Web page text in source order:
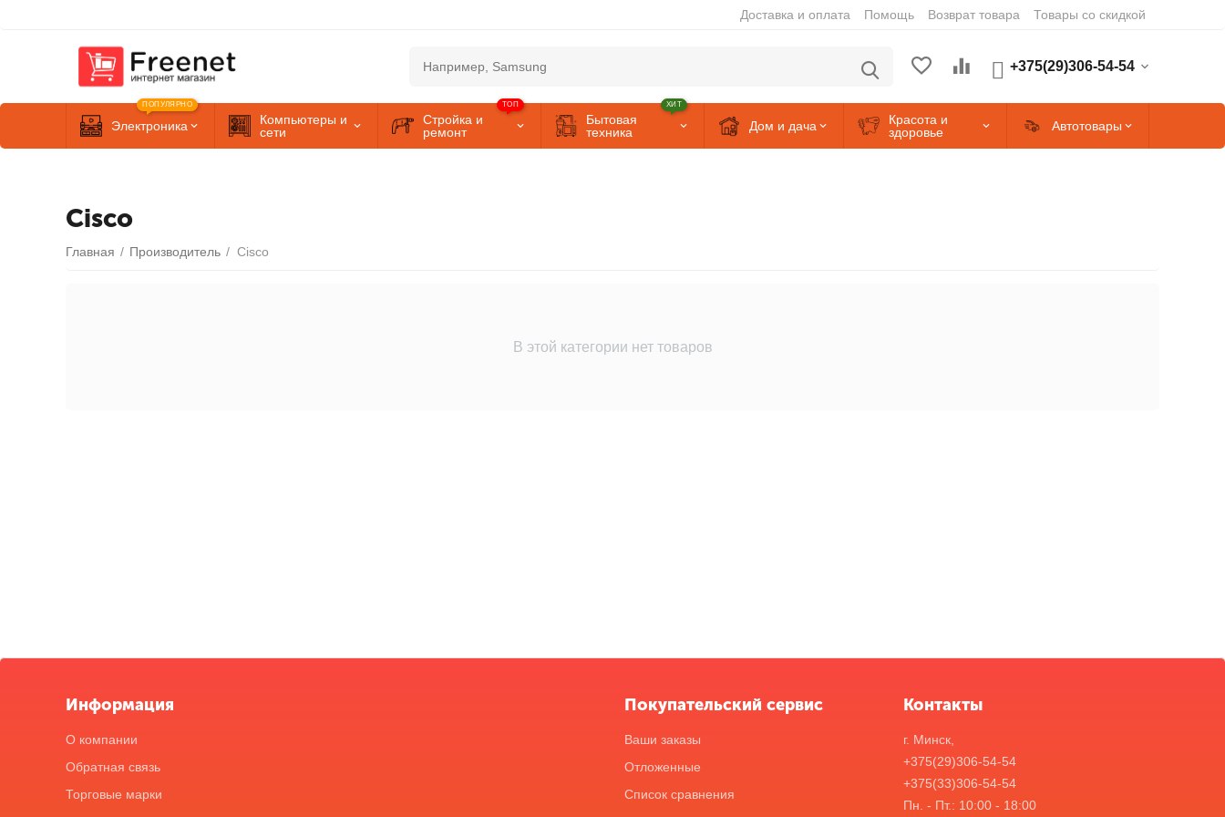
Доставка и оплата Помощь Возврат товара Товары со скидкой
+375(29)306-54-54
Электроника
ПОПУЛЯРНО
Компьютеры и
сети
Стройка и
ремонт
ТОП
Бытовая
техника
ХИТ
Дом и дача
Красота и
здоровье
Автотовары
Cisco
Главная / Производитель / Cisco
В этой категории нет товаров
Информация
О компании
Обратная связь
Торговые марки
Покупательский сервис
Ваши заказы
Отложенные
Список сравнения
Контакты
г. Минск,
+375(29)306-54-54
+375(33)306-54-54
Пн. - Пт.: 10:00 - 18:00